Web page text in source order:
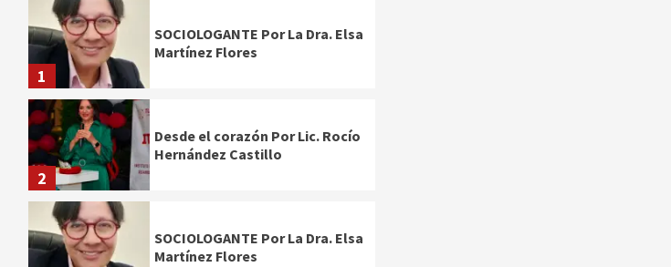
1
SOCIOLOGANTE Por La Dra. Elsa
Martínez Flores
2
Desde el corazón Por Lic. Rocío
Hernández Castillo
SOCIOLOGANTE Por La Dra. Elsa
Martínez Flores